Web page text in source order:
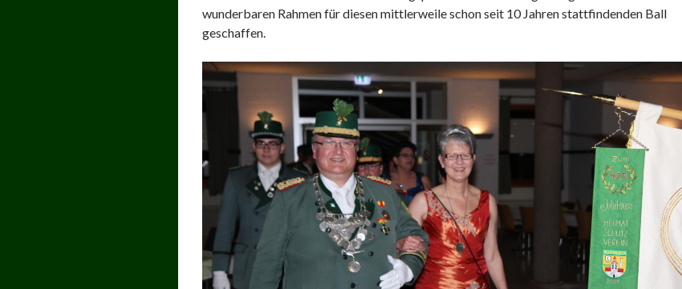
wunderbaren Rahmen für diesen mittlerweile schon seit 10 Jahren stattfindenden Ball
geschaffen.